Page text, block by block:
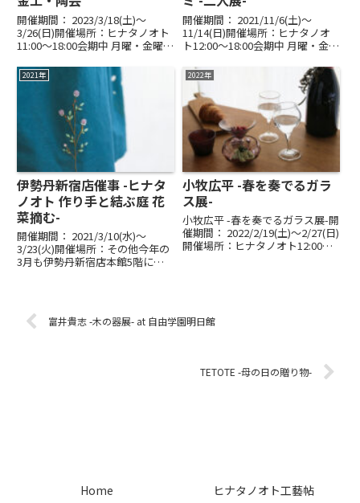
開催期間： 2023/3/18(土)〜
3/26(日)開催場所：ヒナタノオト
11:00～18:00会期中 月曜・金曜休
は、手から指先へと続く細やかな
仕事を通してかたちになります。
工芸品としての手芸道具、動物...
開催期間： 2021/11/6(土)〜
11/14(日)開催場所：ヒナタノオ
ト12:00～18:00会期中 月曜・金曜
工 ・ ヤオイタ カスミ 服大桃
沙織さんの鍛金ならではの文様が
刻まれた器、匙類、装身...
2021年
伊勢丹新宿店催事 -ヒナタ
ノオト 作り手と結ぶ庭 花
菜摘む-
開催期間： 2021/3/10(水)〜
3/23(火)開催場所：その他今年の
3月も伊勢丹新宿店本館5階にて
ーパーク／ザ・ステージ♯5前
期 3/10（水）...
2022年
小牧広平 -春を奏でるガラ
ス展-
小牧広平 -春を奏でるガラス展-開
催期間： 2022/2/19(土)〜2/27(日)
開催場所：ヒナタノオト12:00～
富井貴志 -木の器展- at 自由学園明日館
TETOTE -母の日の贈り物-
Home ヒナタノオト工藝帖